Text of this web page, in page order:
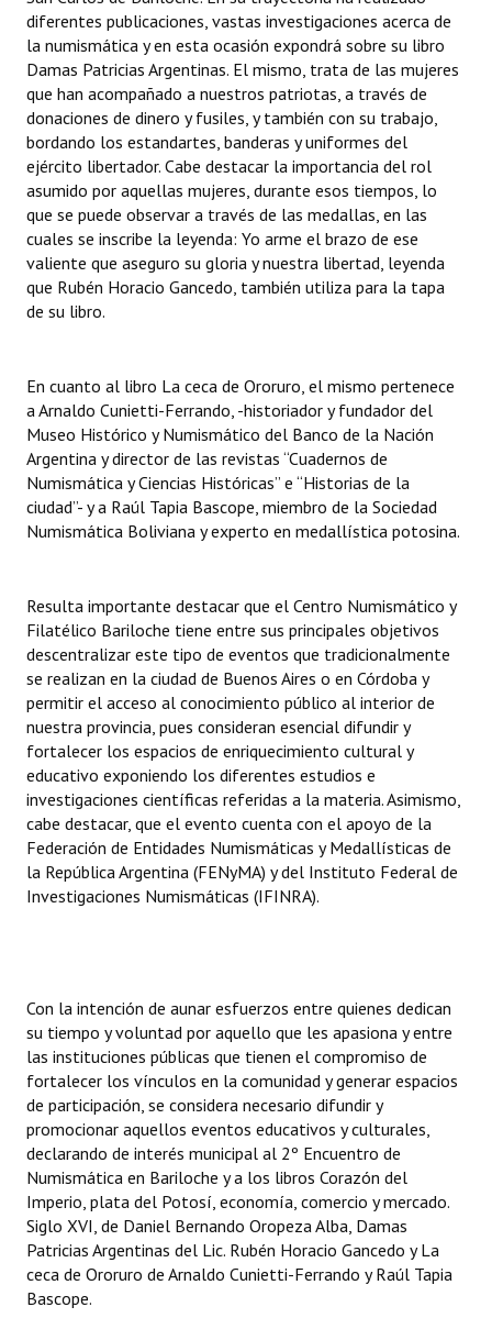
diferentes publicaciones, vastas investigaciones acerca de
la numismática y en esta ocasión expondrá sobre su libro
Damas Patricias Argentinas. El mismo, trata de las mujeres
que han acompañado a nuestros patriotas, a través de
donaciones de dinero y fusiles, y también con su trabajo,
bordando los estandartes, banderas y uniformes del
ejército libertador. Cabe destacar la importancia del rol
asumido por aquellas mujeres, durante esos tiempos, lo
que se puede observar a través de las medallas, en las
cuales se inscribe la leyenda: Yo arme el brazo de ese
valiente que aseguro su gloria y nuestra libertad, leyenda
que Rubén Horacio Gancedo, también utiliza para la tapa
de su libro.
En cuanto al libro La ceca de Ororuro, el mismo pertenece
a Arnaldo Cunietti-Ferrando, -historiador y fundador del
Museo Histórico y Numismático del Banco de la Nación
Argentina y director de las revistas “Cuadernos de
Numismática y Ciencias Históricas” e “Historias de la
ciudad”- y a Raúl Tapia Bascope, miembro de la Sociedad
Numismática Boliviana y experto en medallística potosina.
Resulta importante destacar que el Centro Numismático y
Filatélico Bariloche tiene entre sus principales objetivos
descentralizar este tipo de eventos que tradicionalmente
se realizan en la ciudad de Buenos Aires o en Córdoba y
permitir el acceso al conocimiento público al interior de
nuestra provincia, pues consideran esencial difundir y
fortalecer los espacios de enriquecimiento cultural y
educativo exponiendo los diferentes estudios e
investigaciones científicas referidas a la materia. Asimismo,
cabe destacar, que el evento cuenta con el apoyo de la
Federación de Entidades Numismáticas y Medallísticas de
la República Argentina (FENyMA) y del Instituto Federal de
Investigaciones Numismáticas (IFINRA).
Con la intención de aunar esfuerzos entre quienes dedican
su tiempo y voluntad por aquello que les apasiona y entre
las instituciones públicas que tienen el compromiso de
fortalecer los vínculos en la comunidad y generar espacios
de participación, se considera necesario difundir y
promocionar aquellos eventos educativos y culturales,
declarando de interés municipal al 2º Encuentro de
Numismática en Bariloche y a los libros Corazón del
Imperio, plata del Potosí, economía, comercio y mercado.
Siglo XVI, de Daniel Bernando Oropeza Alba, Damas
Patricias Argentinas del Lic. Rubén Horacio Gancedo y La
ceca de Ororuro de Arnaldo Cunietti-Ferrando y Raúl Tapia
Bascope.